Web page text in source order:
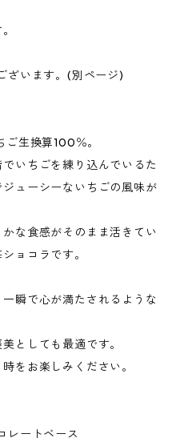
ざいます。(別ページ)
生換算100％。
いちごを練り込んでいるた
ューシーないちごの風味が
な食感がそのまま活きてい
ョコラです。
瞬で心が満たされるような
としても最適です。
をお楽しみください。
レートベース